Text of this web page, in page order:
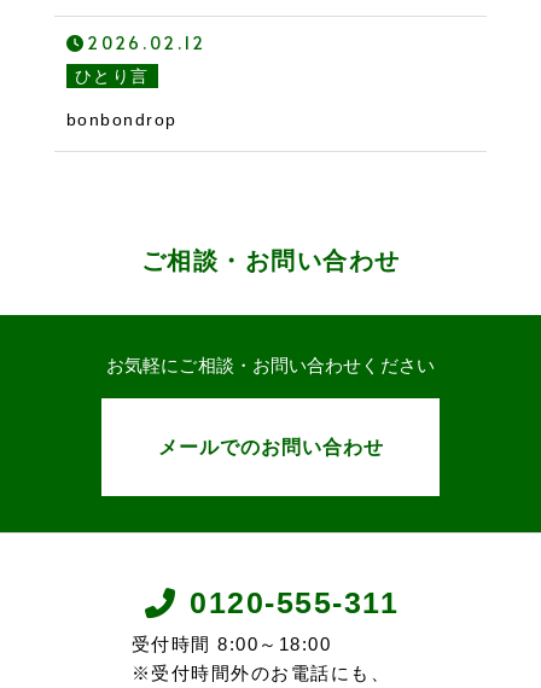
2026.02.12
ひとり言
bonbondrop
ご相談・お問い合わせ
お気軽にご相談・お問い合わせください
メールでのお問い合わせ
0120-555-311
受付時間 8:00～18:00
※受付時間外のお電話にも、